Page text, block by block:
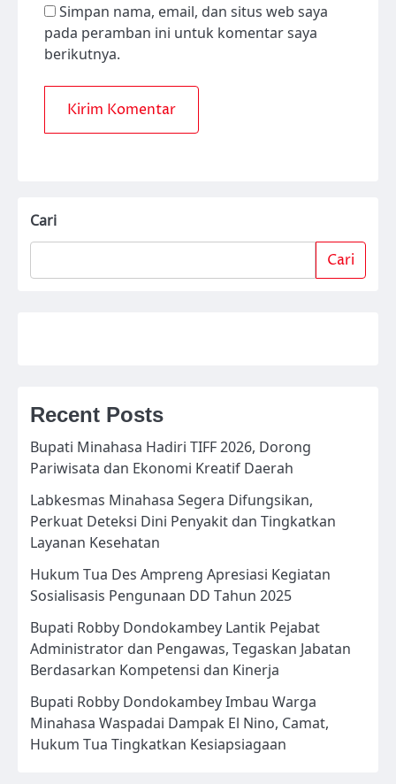
Simpan nama, email, dan situs web saya
pada peramban ini untuk komentar saya
berikutnya.
Cari
Cari
Recent Posts
Bupati Minahasa Hadiri TIFF 2026, Dorong
Pariwisata dan Ekonomi Kreatif Daerah
Labkesmas Minahasa Segera Difungsikan,
Perkuat Deteksi Dini Penyakit dan Tingkatkan
Layanan Kesehatan
Hukum Tua Des Ampreng Apresiasi Kegiatan
Sosialisasis Pengunaan DD Tahun 2025
Bupati Robby Dondokambey Lantik Pejabat
Administrator dan Pengawas, Tegaskan Jabatan
Berdasarkan Kompetensi dan Kinerja
Bupati Robby Dondokambey Imbau Warga
Minahasa Waspadai Dampak El Nino, Camat,
Hukum Tua Tingkatkan Kesiapsiagaan